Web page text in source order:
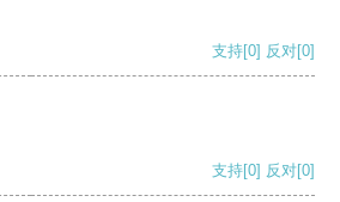
支持[0] 反对[0]
支持[0] 反对[0]